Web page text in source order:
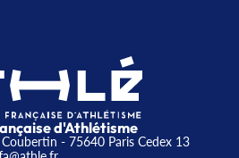
d'Athlétisme
- 75640 Paris Cedex 13